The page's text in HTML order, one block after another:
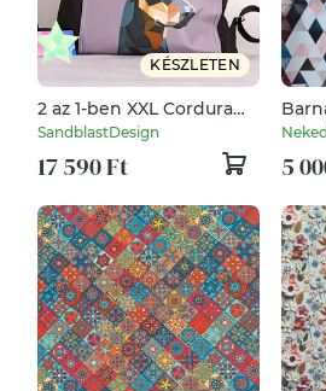
KÉSZLETEN
2 az 1-ben XXL Cordura
kutyás
hátizsák/oldaltáska -
Dobermann
SandblastDesign
17 590 Ft
-
5